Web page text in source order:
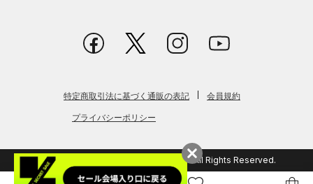
特定商取引法に基づく通販の表記 会員規約
プライバシーポリシー
© 2026 Copyright DOME Corporation. All Rights Reserved.